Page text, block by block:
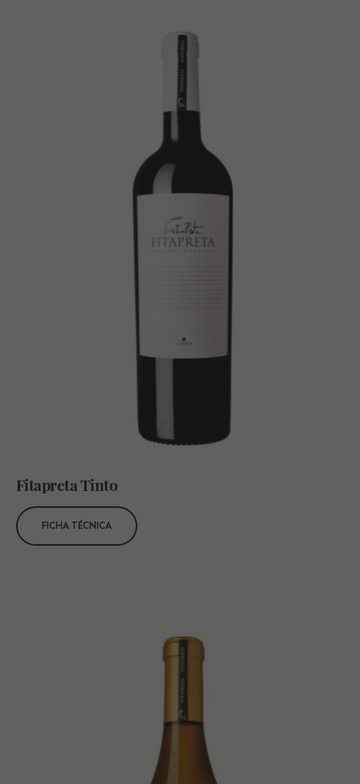
Fitapreta Tinto
FICHA TÉCNICA